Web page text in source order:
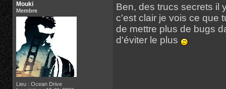
Mouki
Membre
Lieu : Ocean Drive
Ben, des trucs secrets il
c'est clair je vois ce que
de mettre plus de bugs
d'éviter le plus